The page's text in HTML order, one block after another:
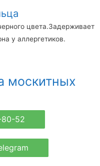
цвета.Задерживает
у аллергетиков.
москитных
80-52